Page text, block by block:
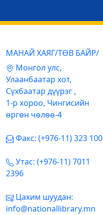
МАНАЙ ХАЯГ/ТӨВ БАЙР/
Mонгол улс,
Улаанбаатар хот,
Сүхбаатар дүүрэг ,
1-р хороо, Чингисийн
өргөн чөлөө-4
Факс: (+976-11) 323 100
Утас: (+976-11) 7011
2396
Цахим шуудан:
info@nationallibrary.mn